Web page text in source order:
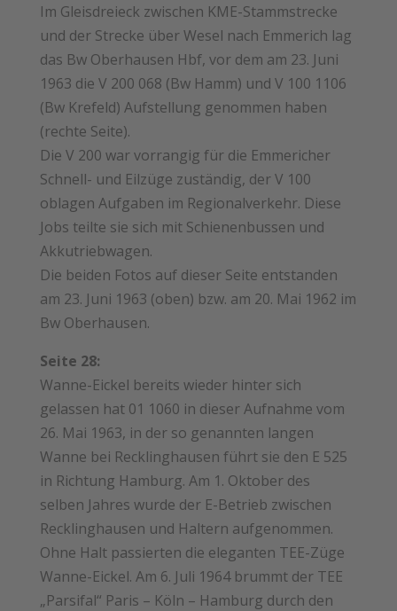
Im Gleisdreieck zwischen KME-Stammstrecke
und der Strecke über Wesel nach Emmerich lag
das Bw Oberhausen Hbf, vor dem am 23. Juni
1963 die V 200 068 (Bw Hamm) und V 100 1106
(Bw Krefeld) Aufstellung genommen haben
(rechte Seite).
Die V 200 war vorrangig für die Emmericher
Schnell- und Eilzüge ­zuständig, der V 100
oblagen Aufgaben im Regionalverkehr. Diese
Jobs teilte sie sich mit Schienenbussen und
Akkutriebwagen.
Die beiden Fotos auf dieser Seite entstanden
am 23. Juni 1963 (oben) bzw. am 20. Mai 1962 im
Bw Oberhausen.
Seite 28:
Wanne-Eickel bereits wieder hinter sich
gelassen hat 01 1060 in dieser Aufnahme vom
26. Mai 1963, in der so genannten langen
Wanne bei Recklinghausen führt sie den E 525
in Richtung ­Hamburg. Am 1. Oktober des
selben ­Jahres wurde der E-Betrieb zwischen
Recklinghausen und Haltern aufgenommen.
Ohne Halt passierten die ­eleganten TEE-Züge
Wanne-Eickel. Am 6. Juli 1964 brummt der TEE
„Parsifal“ Paris – Köln – Hamburg durch den